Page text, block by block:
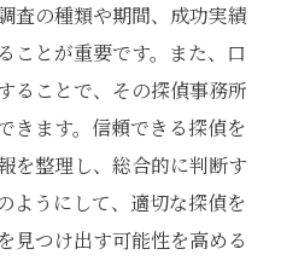
めてのステップ
の信頼性評価法
模の探偵の比較
を避けるためのガイド
長期的な関係構築
終決定のための要点
査の種類や期間、成功実績
ことが重要です。また、口
ることで、その探偵事務所
きます。信頼できる探偵を
を整理し、総合的に判断す
ようにして、適切な探偵を
見つけ出す可能性を高める